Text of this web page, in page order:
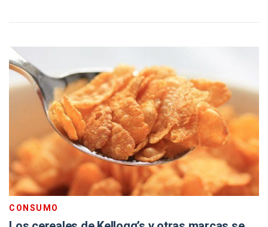
CONSUMO